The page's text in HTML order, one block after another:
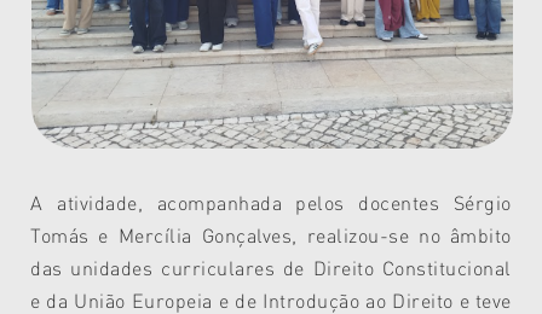
A atividade, acompanhada pelos docentes Sérgio
Tomás e Mercília Gonçalves, realizou-se no âmbito
das unidades curriculares de Direito Constitucional
e da União Europeia e de Introdução ao Direito e teve